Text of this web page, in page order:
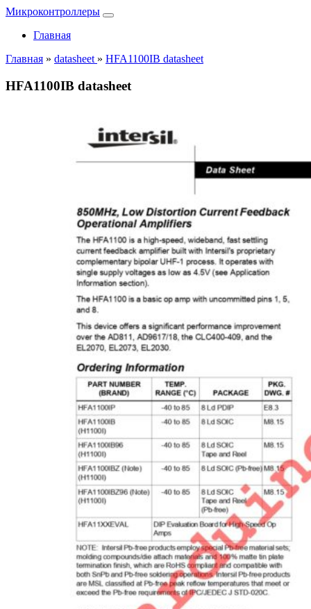
Микроконтроллеры
Главная
Главная » datasheet » HFA1100IB datasheet
HFA1100IB datasheet